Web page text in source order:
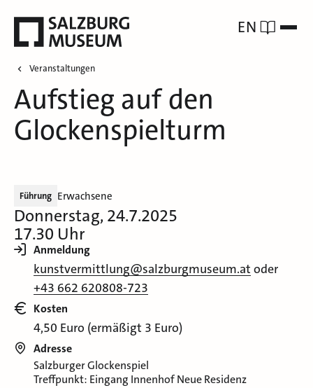
EN
Veranstaltungen
Aufstieg auf den
Glockenspielturm
Führung Erwachsene
Donnerstag, 24.7.2025
17.30 Uhr
Anmeldung
kunstvermittlung@salzburgmuseum.at oder
+43 662 620808-723
Kosten
4,50 Euro (ermäßigt 3 Euro)
Adresse
Salzburger Glockenspiel
Treffpunkt: Eingang Innenhof Neue Residenz